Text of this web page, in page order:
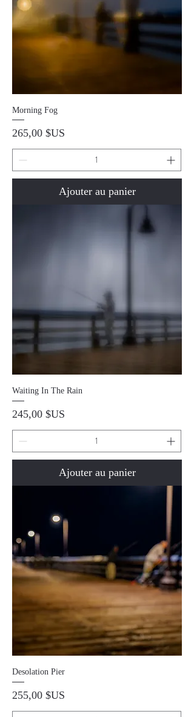
Morning Fog
Prix
265,00 $US
Ajouter au panier
Waiting In The Rain
Prix
245,00 $US
Ajouter au panier
Desolation Pier
Prix
255,00 $US